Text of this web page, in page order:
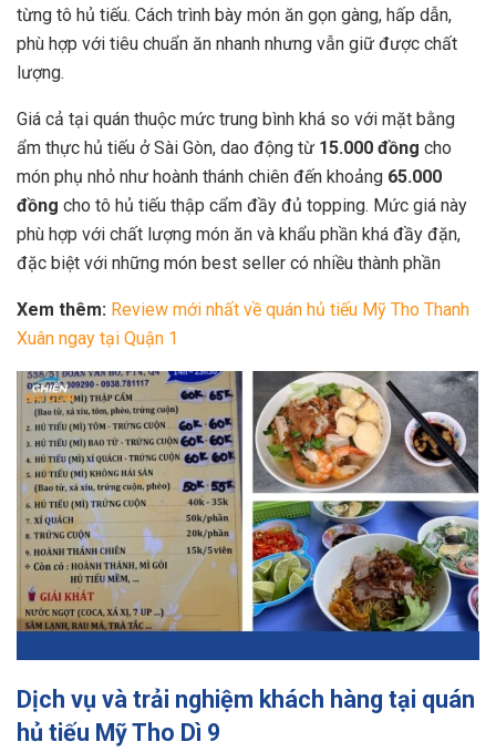
từng tô hủ tiếu. Cách trình bày món ăn gọn gàng, hấp dẫn,
phù hợp với tiêu chuẩn ăn nhanh nhưng vẫn giữ được chất
lượng.
Giá cả tại quán thuộc mức trung bình khá so với mặt bằng
ẩm thực hủ tiếu ở Sài Gòn, dao động từ 15.000 đồng cho
món phụ nhỏ như hoành thánh chiên đến khoảng 65.000
đồng cho tô hủ tiếu thập cẩm đầy đủ topping. Mức giá này
phù hợp với chất lượng món ăn và khẩu phần khá đầy đặn,
đặc biệt với những món best seller có nhiều thành phần
Xem thêm: Review mới nhất về quán hủ tiếu Mỹ Tho Thanh
Xuân ngay tại Quận 1
Dịch vụ và trải nghiệm khách hàng tại quán
hủ tiếu Mỹ Tho Dì 9